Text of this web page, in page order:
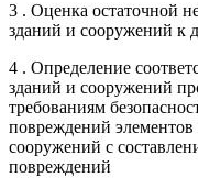
3 . Оценка остаточной
зданий и сооружений к
4 . Определение
зданий и сооружений
требованиям
повреждений
сооружений с
повреждений